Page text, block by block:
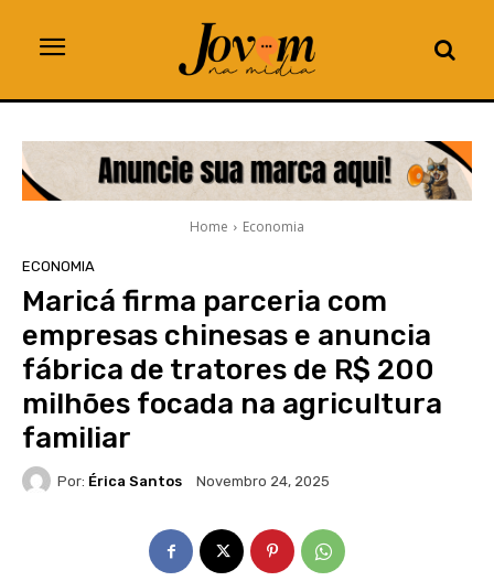
Home Economia
ECONOMIA
Maricá firma parceria com
empresas chinesas e anuncia
fábrica de tratores de R$ 200
milhões focada na agricultura
familiar
Por: Érica Santos Novembro 24, 2025